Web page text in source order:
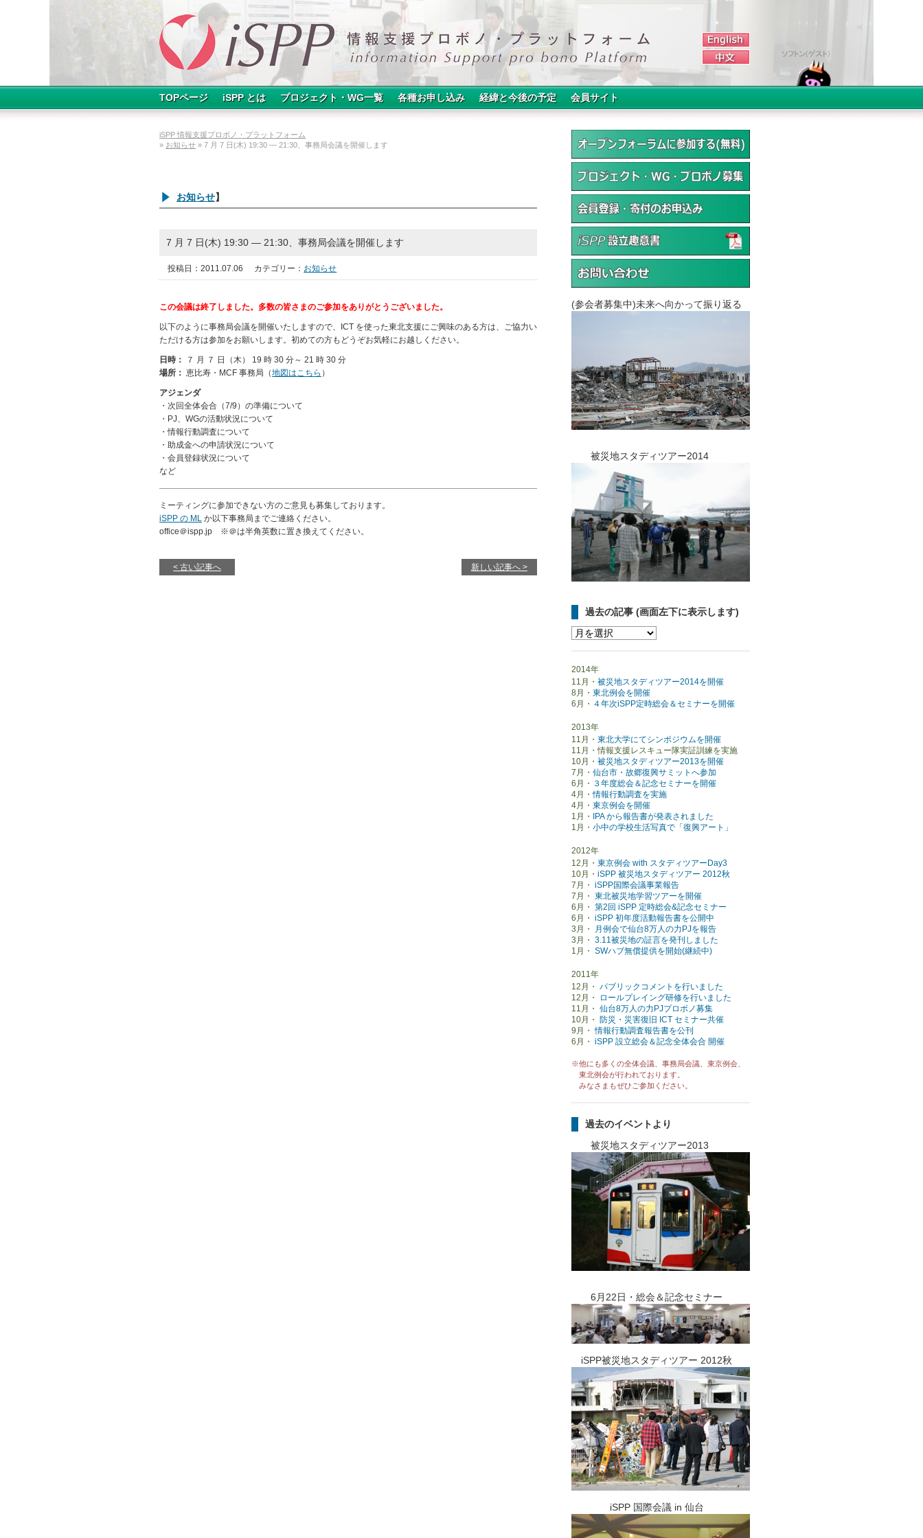
TOPページ iSPP とは プロジェクト・WG一覧 各種お申し込み 経緯と今後の予定 会員サイト
iSPP 情報支援プロボノ・プラットフォーム
» お知らせ » 7 月 7 日(木) 19:30 ― 21:30、事務局会議を開催します
お知らせ】
7 月 7 日(木) 19:30 ― 21:30、事務局会議を開催します
投稿日：2011.07.06 カテゴリー： お知らせ
この会議は終了しました。多数の皆さまのご参加をありがとうございました。
以下のように事務局会議を開催いたしますので、ICT を使った東北支援にご興味のある方は、ご協力い
ただける方は参加をお願いします。初めての方もどうぞお気軽にお越しください。
日時：
７ 月 ７ 日（木） 19 時 30 分～ 21 時 30 分
場所： 恵比寿・MCF 事務局（地図はこちら ）
アジェンダ
・次回全体会合（7/9）の準備について
・PJ、WGの活動状況について
・情報行動調査について
・助成金への申請状況について
・会員登録状況について
など
ミーティングに参加できない方のご意見も募集しております。
iSPP の ML か以下事務局までご連絡ください。
office＠ispp.jp ※＠は半角英数に置き換えてください。
古い記事へ 新しい記事へ
(参会者募集中)未来へ向かって振り返る
被災地スタディツアー2014
過去の記事 (画面左下に表示します)
2014年
11月・ 被災地スタディツアー2014を開催
8月・ 東北例会を開催
6月・ ４年次iSPP定時総会＆セミナーを開催
2013年
11月・ 東北大学にてシンポジウムを開催
11月・情報支援レスキュー隊実証訓練を実施
10月・ 被災地スタディツアー2013を開催
7月・ 仙台市・故郷復興サミットへ参加
6月・ ３年度総会＆記念セミナーを開催
4月・情報行動調査を実施
4月・ 東京例会を開催
1月・ IPA から報告書が発表されました
1月・ 小中の学校生活写真で「復興アート」
2012年
12月・ 東京例会 with スタディツアーDay3
10月・ iSPP 被災地スタディツアー 2012秋
7月・ iSPP国際会議事業報告
7月・ 東北被災地学習ツアーを開催
6月・ 第2回 iSPP 定時総会&記念セミナー
6月・ iSPP 初年度活動報告書を公開中
3月・
月例会で仙台8万人の力PJを報告
3月・ 3.11被災地の証言を発刊しました
1月・ SWハブ無償提供を開始(継続中)
2011年
12月・ パブリックコメントを行いました
12月・
ロールプレイング研修を行いました
11月・ 仙台8万人の力PJプロボノ募集
10月・ 防災・災害復旧 ICT セミナー共催
9月・情報行動調査報告書を公刊
6月・ iSPP 設立総会＆記念全体会合 開催
※他にも多くの全体会議、事務局会議、東京例会、
東北例会が行われております。
みなさまもぜひご参加ください。
過去のイベントより
被災地スタディツアー2013
6月22日・総会＆記念セミナー
iSPP被災地スタディツアー 2012秋
iSPP 国際会議 in 仙台